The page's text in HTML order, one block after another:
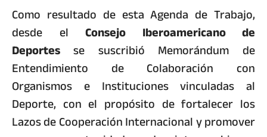
Como resultado de esta Agenda de Trabajo,
desde el Consejo Iberoamericano de
Deportes se suscribió Memorándum de
Entendimiento de Colaboración con
Organismos e Instituciones vinculadas al
Deporte, con el propósito de fortalecer los
Lazos de Cooperación Internacional y promover